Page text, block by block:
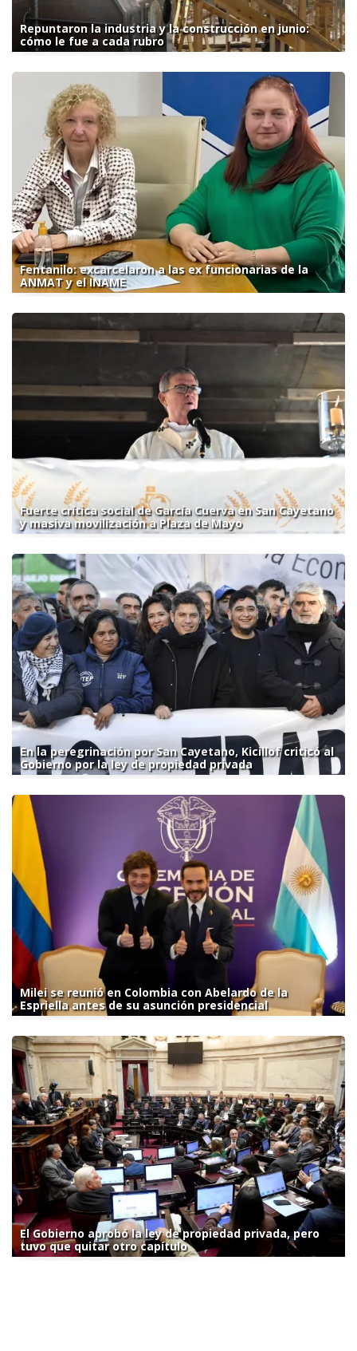
Repuntaron la industria y la construcción en junio:
cómo le fue a cada rubro
Fentanilo: excarcelaron a las ex funcionarias de la
ANMAT y el INAME
Fuerte crítica social de García Cuerva en San Cayetano
y masiva movilización a Plaza de Mayo
En la peregrinación por San Cayetano, Kicillof criticó al
Gobierno por la ley de propiedad privada
Milei se reunió en Colombia con Abelardo de la
Espriella antes de su asunción presidencial
El Gobierno aprobó la ley de propiedad privada, pero
tuvo que quitar otro capítulo